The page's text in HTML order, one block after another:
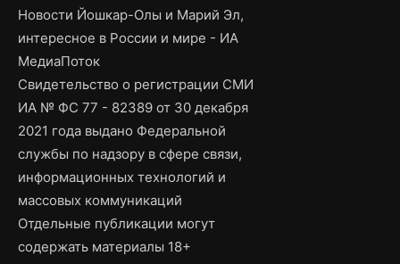
Новости Йошкар-Олы и Марий Эл,
интересное в России и мире - ИА
МедиаПоток
Свидетельство о регистрации СМИ
ИА № ФС 77 - 82389 от 30 декабря
2021 года выдано Федеральной
службы по надзору в сфере связи,
информационных технологий и
массовых коммуникаций
Отдельные публикации могут
содержать материалы 18+